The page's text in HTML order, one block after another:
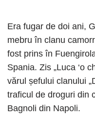
Era fugar de doi ani,
mebru în clanu
fost prins în
Spania. Zis „Luca ‘o
vărul șefului clanului
traficul de droguri din
Bagnoli din Napoli.